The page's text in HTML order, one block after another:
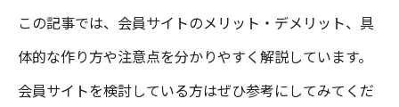
この記事では、会員サイトのメリット・デメリット、具
体的な作り方や注意点を分かりやすく解説しています。
会員サイトを検討している方はぜひ参考にしてみてくだ